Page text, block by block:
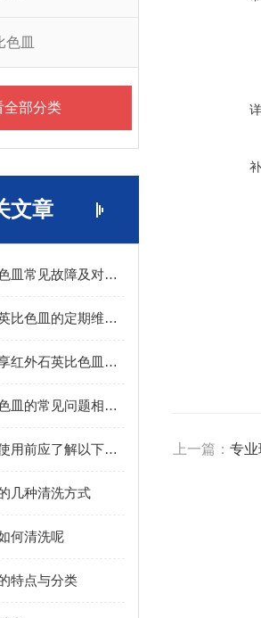
色皿
全部分类
文章
红外石英比色皿常见故障及对应解决办法大公开
简述红外石英比色皿的定期维护保养方法
一文与您分享红外石英比色皿的正确使用方法
红外石英比色皿的常见问题相应解决方法分享
石英比色皿使用前应了解以下内容
几种清洗方式
何清洗呢
特点与分类
上一篇：专